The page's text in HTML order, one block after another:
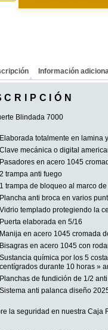
Información
Blindada 7000
Elaborada totalmente en lamina
Clave mecánica o digital
Pasadores en acero 1045
2 trampa anti fuego
1 trampa de bloqueo al marco
Plancha anti broca en varios
Vidrio templado protegiendo la
Puerta elaborada en 5/16
Manija en acero 1045 cromada
Bisagras en acero 1045 con
Sustancia química por los 5
centígrados durante 10 horas »
Planchas de fundición de 1/2
Sistema anti palanca diseño
la seguridad en nuestra Caja